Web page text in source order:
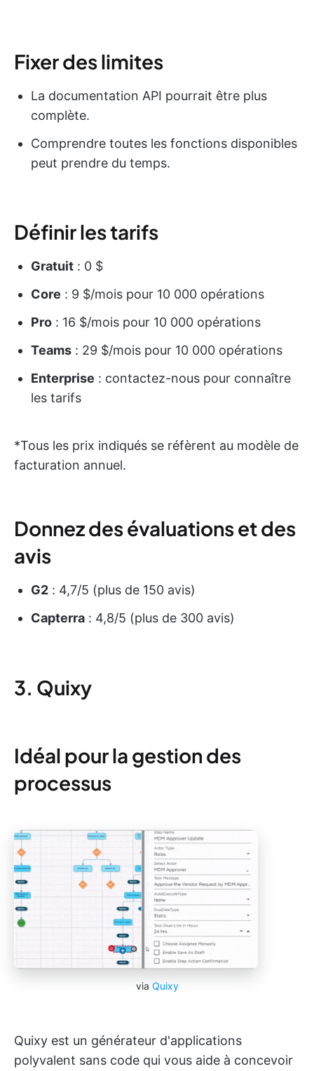
Fixer des limites
La documentation API pourrait être plus
complète.
Comprendre toutes les fonctions disponibles
peut prendre du temps.
Définir les tarifs
Gratuit : 0 $
Core : 9 $/mois pour 10 000 opérations
Pro : 16 $/mois pour 10 000 opérations
Teams : 29 $/mois pour 10 000 opérations
Enterprise : contactez-nous pour connaître
les tarifs
*Tous les prix indiqués se réfèrent au modèle de
facturation annuel.
Donnez des évaluations et des
avis
G2 : 4,7/5 (plus de 150 avis)
Capterra : 4,8/5 (plus de 300 avis)
3. Quixy
Idéal pour la gestion des
processus
via Quixy
Quixy est un générateur d'applications
polyvalent sans code qui vous aide à concevoir